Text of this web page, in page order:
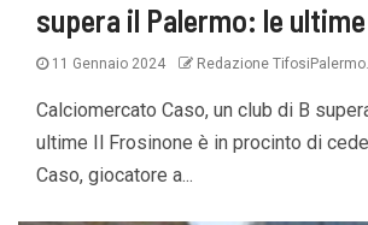
supera il Palermo: le ultime
11 Gennaio 2024 Redazione
Calciomercato Caso, un club di B
ultime Il Frosinone è in procinto di
Caso, giocatore a...